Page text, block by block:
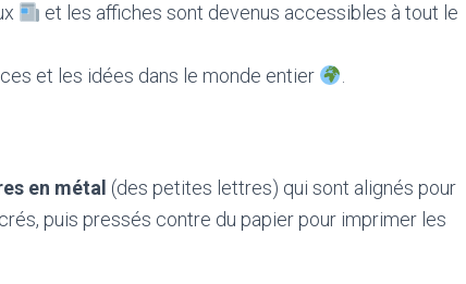
et les affiches sont devenus accessibles à tout le
et les idées dans le monde entier
en métal (des petites lettres) qui sont alignés pour
puis pressés contre du papier pour imprimer les